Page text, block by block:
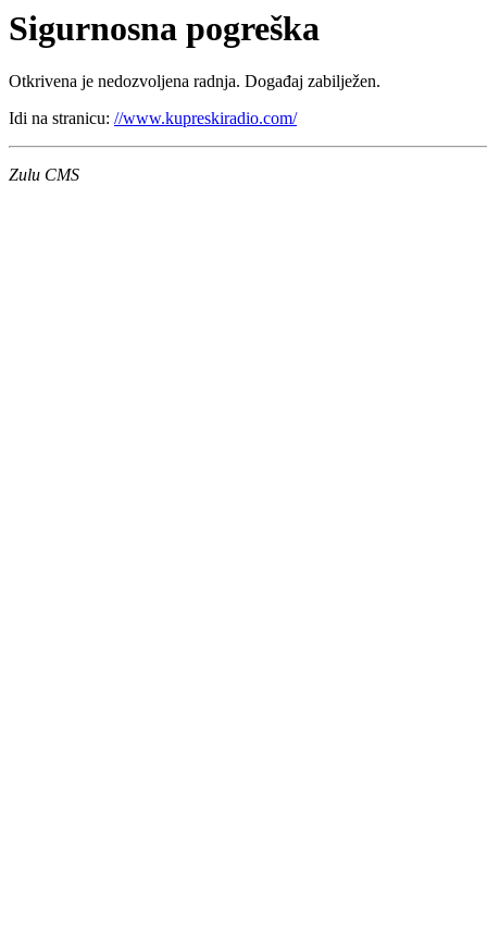
Sigurnosna pogreška
Otkrivena je nedozvoljena radnja. Događaj zabilježen.
Idi na stranicu: //www.kupreskiradio.com/
Zulu CMS